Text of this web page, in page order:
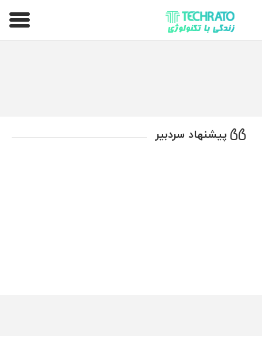
تکراتو – زندگی با تکنولوژی
پیشنهاد سردبیر